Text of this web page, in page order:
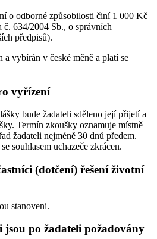
o odborné způsobilosti činí 1 000 Kč
634/2004 Sb., o správních
předpisů).
a vybírán v české měně a platí se
vyřízení
bude žadateli sděleno její přijetí a
Termín zkoušky oznamuje místně
žadateli nejméně 30 dnů předem.
souhlasem uchazeče zkrácen.
(dotčení) řešení životní
stanoveni.
jsou po žadateli požadovány